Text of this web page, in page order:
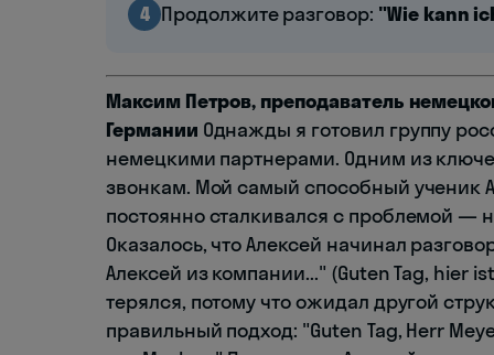
4 Продолжите разговор: "Wie kann
Максим Петров, преподаватель
Германии Однажды я готовил группу
немецкими партнерами. Одним из
звонкам. Мой самый способный ученик
постоянно сталкивался с проблемой —
Оказалось, что Алексей начинал
Алексей из компании..." (Guten Tag, hier
терялся, потому что ожидал другой
правильный подход: "Guten Tag, Herr